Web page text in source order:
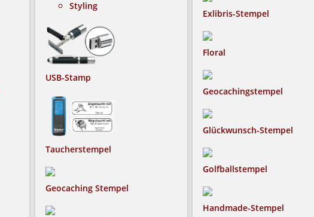
Styling
USB-Stamp
Taucherstempel
Geocaching Stempel
Exlibris-Stempel
Floral
Geocachingstempel
Glückwunsch-Stempel
Golfballstempel
Handmade-Stempel